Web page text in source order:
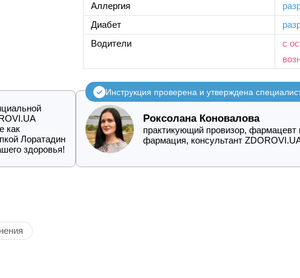
Аллергия
Диабет
Водители
с
как
Лоратадин
здоровья!
Инструкция проверена и утверждена
Роксолана Коновалова
практикующий провизор,
фармация, консультант